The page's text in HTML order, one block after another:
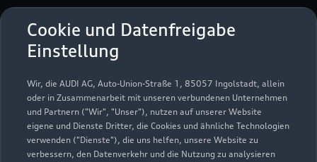
Cookie und Datenfreigabe
Einstellung
Wir, die AUDI AG, Auto-Union-Straße 1, 85057 Ingolstadt, allein
oder in Zusammenarbeit mit unseren verbundenen Unternehmen
und Partnern ("Wir", "Unser"), nutzen auf unserer Website
eigene und Dienste Dritter, die Cookies und ähnliche Technologien
verwenden ("Dienste"), die uns helfen, unsere Website zu
verbessern, den Datenverkehr und die Nutzung zu analysieren